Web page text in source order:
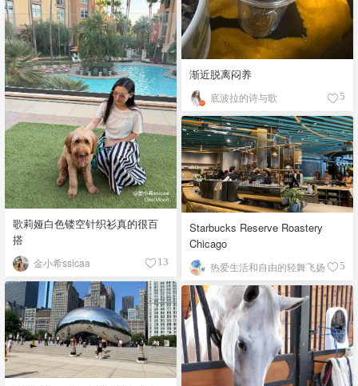
渐近脱离闷养
底波拉的诗与歌 5
歌莉娅白色镂空针织衫真的很百
搭
金小希ssicaa 13
Starbucks Reserve Roastery
Chicago
热爱生活和自由的轻舞飞扬 5